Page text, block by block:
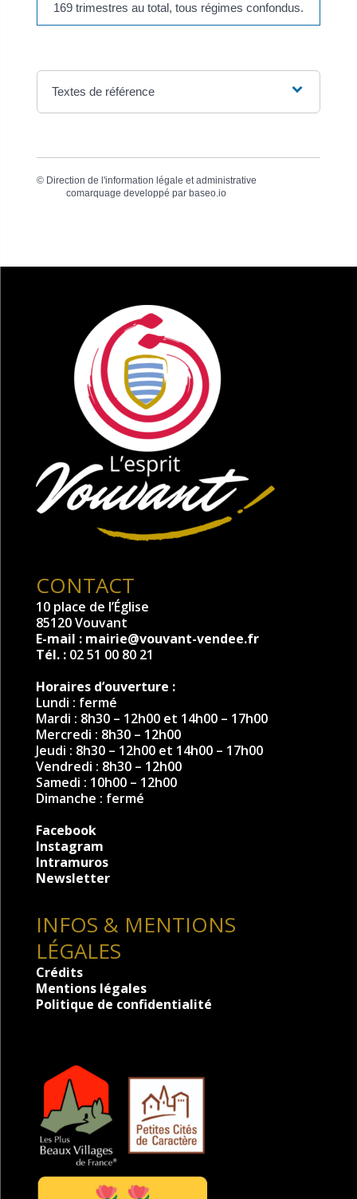
169 trimestres au total, tous régimes confondus.
Textes de référence
© Direction de l'information légale et administrative
comarquage developpé parbaseo.io
CONTACT
10 place de l’Église
85120 Vouvant
E-mail : mairie@vouvant-vendee.fr
Tél. : 02 51 00 80 21
Horaires d’ouverture :
Lundi : fermé
Mardi : 8h30 – 12h00 et 14h00 – 17h00
Mercredi : 8h30 – 12h00
Jeudi : 8h30 – 12h00 et 14h00 – 17h00
Vendredi : 8h30 – 12h00
Samedi : 10h00 – 12h00
Dimanche : fermé
Facebook
Instagram
Intramuros
Newsletter
INFOS & MENTIONS
LÉGALES
Crédits
Mentions légales
Politique de confidentialité